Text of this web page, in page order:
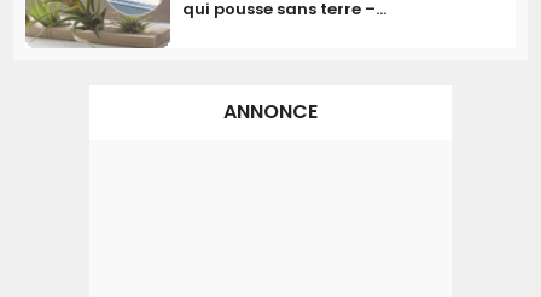
qui pousse sans terre –...
ANNONCE